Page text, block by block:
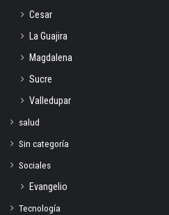
Cesar
La Guajira
Magdalena
Sucre
Valledupar
salud
Sin categoría
Sociales
Evangelio
Tecnología